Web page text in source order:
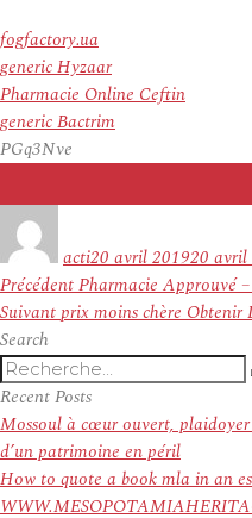
fogfactory.ua
generic Hyzaar
Pharmacie Online Ceftin
generic Bactrim
PGq3Nve
actile
20 avril 201920 avril
Navigation
de
l’article
PrécédentArticle
précédent :
Pharmacie Approuvé
SuivantArticle
prix moins chère
Search
Recherche
pour
:
Recent Posts
Mossoul à cœur ouvert,
d’un patrimoine en péril
How to quote a book mla in an